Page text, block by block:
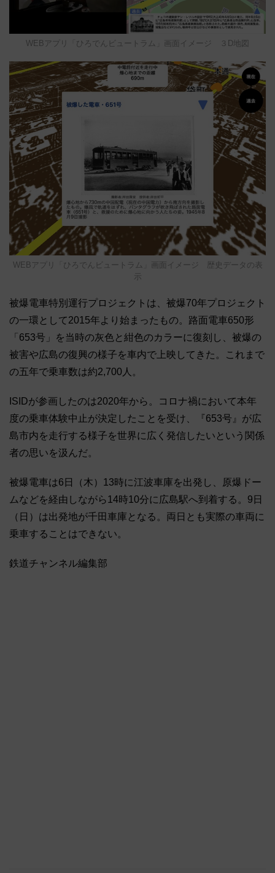
WEBアプリ「ひろでんビュートラム」画面イメージ ３D地図
WEBアプリ「ひろでんビュートラム」画面イメージ 歴史データの表
示
被爆電車特別運行プロジェクトは、被爆70年プロジェクト
の一環として2015年より始まったもの。路面電車650形
「653号」を当時の灰色と紺色のカラーに復刻し、被爆の
被害や広島の復興の様子を車内で上映してきた。これまで
の五年で乗車数は約2,700人。
ISIDが参画したのは2020年から。コロナ禍において本年
度の乗車体験中止が決定したことを受け、『653号』が広
島市内を走行する様子を世界に広く発信したいという関係
者の思いを汲んだ。
被爆電車は6日（木）13時に江波車庫を出発し、原爆ドー
ムなどを経由しながら14時10分に広島駅へ到着する。9日
（日）は出発地が千田車庫となる。両日とも実際の車両に
乗車することはできない。
鉄道チャンネル編集部